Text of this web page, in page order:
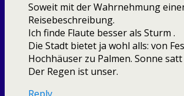
Soweit mit der Wahrnehmung
Reisebeschreibung.
Ich finde Flaute besser als Sturm .
Die Stadt bietet ja wohl alls: von
Hochhäuser zu Palmen. Sonne satt
Der Regen ist unser.